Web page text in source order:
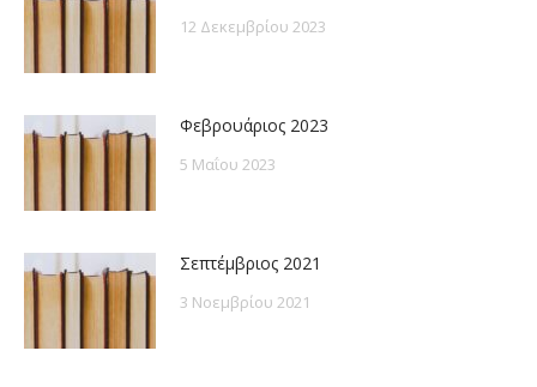
12 Δεκεμβρίου 2023
Φεβρουάριος 2023
5 Μαΐου 2023
Σεπτέμβριος 2021
3 Νοεμβρίου 2021